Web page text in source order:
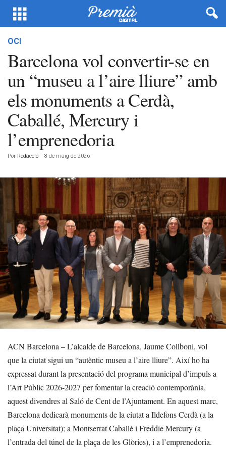
OCI
Barcelona vol convertir-se en
un “museu a l’aire lliure” amb
els monuments a Cerdà,
Caballé, Mercury i
l’emprenedoria
Por Redacció - 8 de maig de 2026
ACN Barcelona – L’alcalde de Barcelona, Jaume Collboni, vol
que la ciutat sigui un “autèntic museu a l’aire lliure”. Així ho ha
expressat durant la presentació del programa municipal d’impuls a
l’Art Públic 2026-2027 per fomentar la creació contemporània,
aquest divendres al Saló de Cent de l’Ajuntament. En aquest marc,
Barcelona dedicarà monuments de la ciutat a Ildefons Cerdà (a la
plaça Universitat); a Montserrat Caballé i Freddie Mercury (a
l’entrada del túnel de la plaça de les Glòries), i a l’emprenedoria.